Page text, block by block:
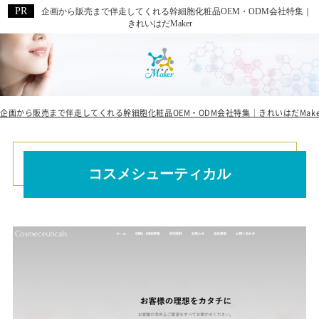
企画から販売まで伴走してくれる幹細胞化粧品OEM・ODM会社特集｜
きれいはだMaker
企画から販売まで伴走してくれる幹細胞化粧品OEM・ODM会社特集｜きれいはだ
コスメシューティカル